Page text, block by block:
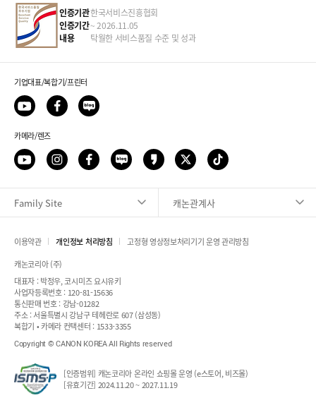
컨택센터 안내
인증기관한국서비스진흥협회
인증기간~ 2026.11.05
내용
탁월한 서비스품질 수준 및 성과
기업대표/복합기/프린터
카메라/렌즈
Family Site 캐논관계사
이용약관 개인정보 처리방침
고정형 영상정보처리기기 운영 관리방침
캐논코리아 (주)
대표자 : 박정우, 코시미즈 요시유키
사업자등록번호 : 120-81-15636
통신판매 번호 : 강남-01282
주소 : 서울특별시 강남구 테헤란로 607 (삼성동)
복합기 • 카메라 컨택센터 : 1533-3355
Copyright © CANON KOREA All Rights reserved
[인증범위] 캐논코리아 온라인 쇼핑몰 운영 (e스토어, 비즈몰)
[유효기간] 2024.11.20 ~ 2027.11.19